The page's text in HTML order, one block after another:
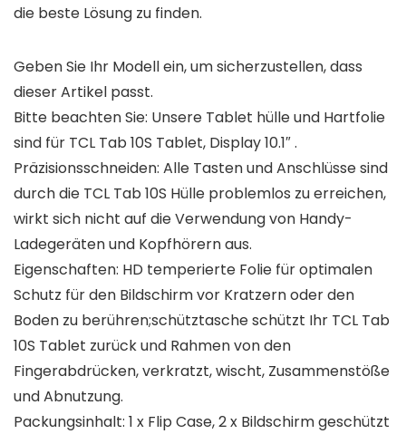
die beste Lösung zu finden.
Geben Sie Ihr Modell ein, um sicherzustellen, dass
dieser Artikel passt.
Bitte beachten Sie: Unsere Tablet hülle und Hartfolie
sind für TCL Tab 10S Tablet, Display 10.1″ .
Präzisionsschneiden: Alle Tasten und Anschlüsse sind
durch die TCL Tab 10S Hülle problemlos zu erreichen,
wirkt sich nicht auf die Verwendung von Handy-
Ladegeräten und Kopfhörern aus.
Eigenschaften: HD temperierte Folie für optimalen
Schutz für den Bildschirm vor Kratzern oder den
Boden zu berühren;schütztasche schützt Ihr TCL Tab
10S Tablet zurück und Rahmen von den
Fingerabdrücken, verkratzt, wischt, Zusammenstöße
und Abnutzung.
Packungsinhalt: 1 x Flip Case, 2 x Bildschirm geschützt